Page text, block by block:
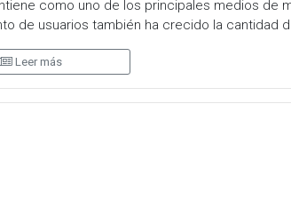
como uno de los principales medios de
de usuarios también ha crecido la cantidad
entre enero y marzo de 2026 se han registrado
Leer más